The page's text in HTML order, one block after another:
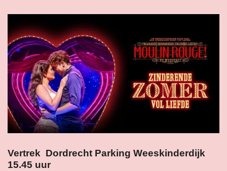
Vertrek Dordrecht Parking Weeskinderdijk
15.45 uur